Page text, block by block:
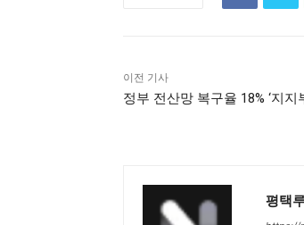
이전 기사
정부 전산망 복구율 18% ‘지지
평택